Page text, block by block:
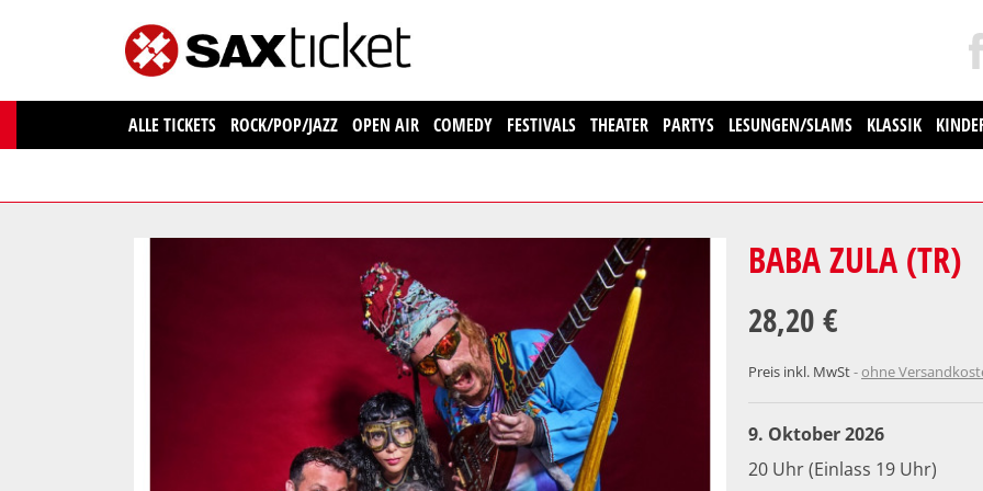
ALLE TICKETS ROCK/POP/JAZZ OPEN AIR COMEDY FESTIVALS THEATER PARTYS LESUNGEN/SLAMS KLASSIK
BABA ZULA (TR)
28,20 €
Preis inkl. MwSt ohne
9. Oktober 2026
20 Uhr (Einlass 19 Uhr)